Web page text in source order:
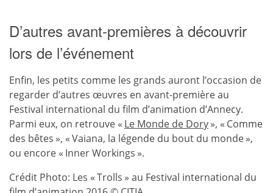
D’autres avant-premières à découvrir
lors de l’événement
Enfin, les petits comme les grands auront l’occasion de
regarder d’autres œuvres en avant-première au
Festival international du film d’animation d’Annecy.
Parmi eux, on retrouve « Le Monde de Dory», « Comme
des bêtes », « Vaiana, la légende du bout du monde »,
ou encore « Inner Workings ».
Crédit Photo: Les « Trolls » au Festival international du